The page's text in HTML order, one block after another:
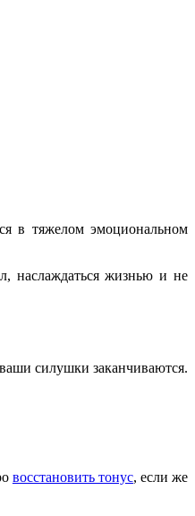
в тяжелом эмоциональном
наслаждаться жизнью и не
силушки заканчиваются.
восстановить тонус, если же